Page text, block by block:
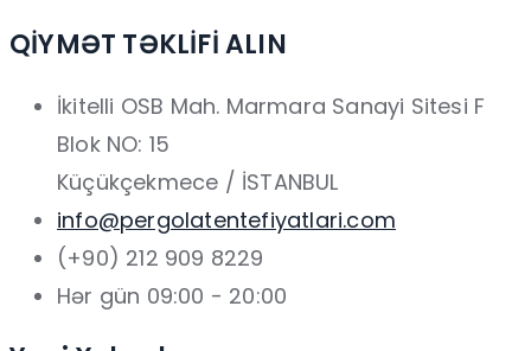
QİYMƏT TƏKLİFİ ALIN
İkitelli OSB Mah. Marmara Sanayi Sitesi F
Blok NO: 15
Küçükçekmece / İSTANBUL
info@pergolatentefiyatlari.com
(+90) 212 909 8229
Hər gün 09:00 - 20:00